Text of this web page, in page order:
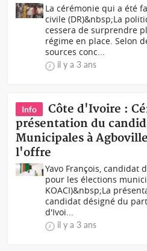
La cérémonie qui a été
civile (DR)&nbsp;La
cessera de surprendre
régime en place. Selon
sources conc...
il y a 3 ans
Info
Côte d'Ivoire :
présentation du
Municipales à
l'offre
Yavo François, candidat
pour les élections
KOACI)&nbsp;La
candidat désigné du
d'Ivoi...
il y a 3 ans